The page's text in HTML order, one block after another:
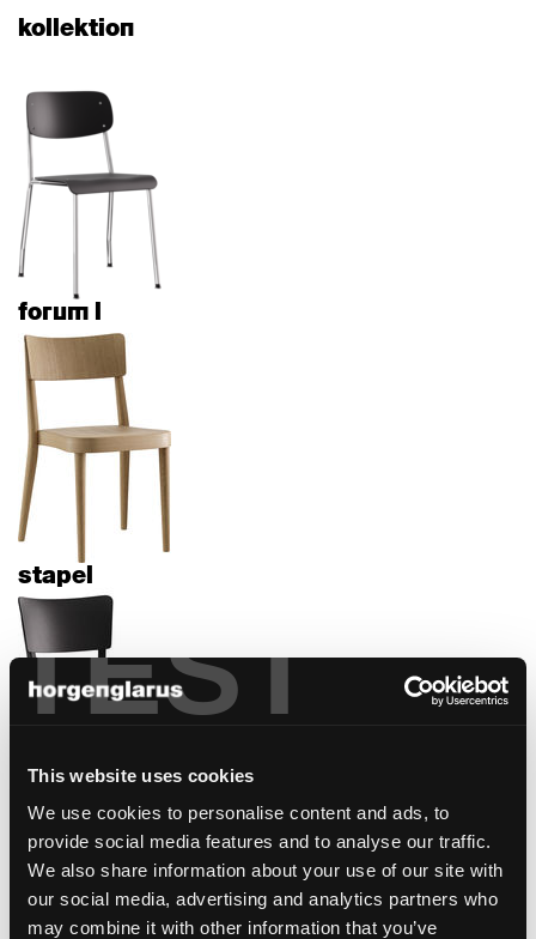
TEST
This website uses cookies
We use cookies to personalise content and ads, to
provide social media features and to analyse our traffic.
We also share information about your use of our site with
our social media, advertising and analytics partners who
may combine it with other information that you’ve
kollektion
forum l
stapel
safran